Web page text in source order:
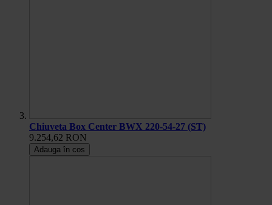
Chiuveta Box Center BWX 220-54-27 (ST)
9.254,62 RON
Adauga în cos